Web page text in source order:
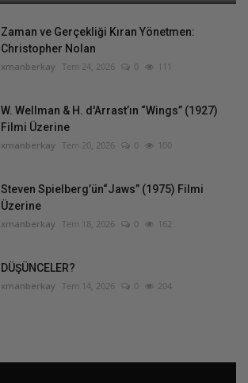
Zaman ve Gerçekliği Kıran Yönetmen:
Christopher Nolan
xmanberkay Tem 24, 2026 0 111
W. Wellman & H. d'Arrast’ın “Wings” (1927)
Filmi Üzerine
xmanberkay Tem 20, 2026 0 100
Steven Spielberg’ün“Jaws” (1975) Filmi
Üzerine
xmanberkay Tem 18, 2026 0 162
DÜŞÜNCELER?
xmanberkay Tem 14, 2026 0 204